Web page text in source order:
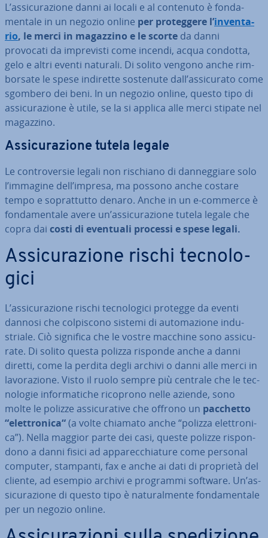
L’as­si­cu­ra­zio­ne danni ai locali e al contenuto è fon­da­
men­ta­le in un negozio online per pro­teg­ge­re l’in­ven­ta­
rio, le merci in magazzino e le scorte da danni
provocati da im­pre­vi­sti come incendi, acqua condotta,
gelo e altri eventi naturali. Di solito vengono anche rim­
bor­sa­te le spese indirette sostenute dall’as­si­cu­ra­to come
sgombero dei beni. In un negozio online, questo tipo di
as­si­cu­ra­zio­ne è utile, se la si applica alle merci stipate nel
magazzino.
As­si­cu­ra­zio­ne tutela legale
Le con­tro­ver­sie legali non rischiano di dan­neg­gia­re solo
l’immagine dell’impresa, ma possono anche costare
tempo e so­prat­tut­to denaro. Anche in un e-commerce è
fon­da­men­ta­le avere un’as­si­cu­ra­zio­ne tutela legale che
copra dai costi di eventuali processi e spese legali.
As­si­cu­ra­zio­ne rischi tec­no­lo­
gi­ci
L’as­si­cu­ra­zio­ne rischi tec­no­lo­gi­ci protegge da eventi
dannosi che col­pi­sco­no sistemi di au­to­ma­zio­ne in­du­
stria­le. Ciò significa che le vostre macchine sono as­si­cu­
ra­te. Di solito questa polizza risponde anche a danni
diretti, come la perdita degli archivi o danni alle merci in
la­vo­ra­zio­ne. Visto il ruolo sempre più centrale che le tec­
no­lo­gie in­for­ma­ti­che ricoprono nelle aziende, sono
molte le polizze as­si­cu­ra­ti­ve che offrono un pacchetto
“elet­tro­ni­ca“(a volte chiamato anche “polizza elet­tro­ni­
ca”). Nella maggior parte dei casi, queste polizze ri­spon­
do­no a danni fisici ad ap­pa­rec­chia­tu­re come personal
computer, stampanti, fax e anche ai dati di proprietà del
cliente, ad esempio archivi e programmi software. Un’as­
si­cu­ra­zio­ne di questo tipo è na­tu­ral­men­te fon­da­men­ta­le
per un negozio online.